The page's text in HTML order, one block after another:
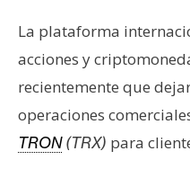
r
e
u
m
La plataforma
acciones y
recientemente que
operaciones
TRON(TRX) para